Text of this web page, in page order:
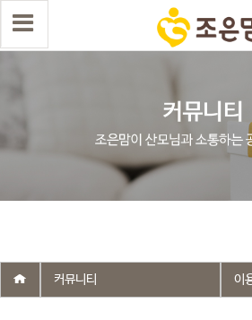
select wr_id, wr_subject from
= 0 and wr_datetime <= '2025-07-10
order by wr_datetime desc limit 1 asdasf
커뮤니티 이